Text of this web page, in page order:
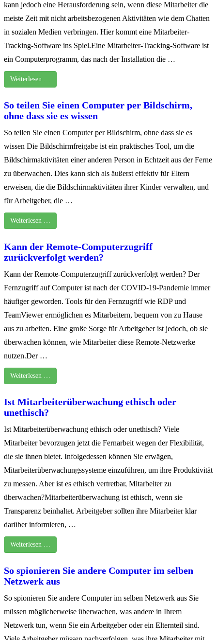
kann jedoch eine Herausforderung sein, wenn diese Mitarbeiter die
meiste Zeit mit nicht arbeitsbezogenen Aktivitäten wie dem Chatten
in sozialen Medien verbringen. Hier kommt eine Mitarbeiter-
Tracking-Software ins Spiel.Eine Mitarbeiter-Tracking-Software ist
ein Computerprogramm, das nach der Installation die …
Weiterlesen …
So teilen Sie einen Computer per Bildschirm,
ohne dass sie es wissen
So teilen Sie einen Computer per Bildschirm, ohne dass sie es
wissen Die Bildschirmfreigabe ist ein praktisches Tool, um die
Bildschirmaktivitäten einer anderen Person in Echtzeit aus der Ferne
zu überwachen. Dies kann sich als äußerst effektiv für Eltern
erweisen, die die Bildschirmaktivitäten ihrer Kinder verwalten, und
für Arbeitgeber, die …
Weiterlesen …
Kann der Remote-Computerzugriff
zurückverfolgt werden?
Kann der Remote-Computerzugriff zurückverfolgt werden? Der
Fernzugriff auf Computer ist nach der COVID-19-Pandemie immer
häufiger geworden. Tools für den Fernzugriff wie RDP und
TeamViewer ermöglichen es Mitarbeitern, bequem von zu Hause
aus zu arbeiten. Eine große Sorge für Arbeitgeber ist jedoch, ob sie
überwachen können, wie Mitarbeiter diese Remote-Netzwerke
nutzen.Der …
Weiterlesen …
Ist Mitarbeiterüberwachung ethisch oder
unethisch?
Ist Mitarbeiterüberwachung ethisch oder unethisch? Viele
Mitarbeiter bevorzugen jetzt die Fernarbeit wegen der Flexibilität,
die sie ihnen bietet. Infolgedessen können Sie erwägen,
Mitarbeiterüberwachungssysteme einzuführen, um ihre Produktivität
zu messen. Aber ist es ethisch vertretbar, Mitarbeiter zu
überwachen?Mitarbeiterüberwachung ist ethisch, wenn sie
Transparenz beinhaltet. Arbeitgeber sollten ihre Mitarbeiter klar
darüber informieren, …
Weiterlesen …
So spionieren Sie andere Computer im selben
Netzwerk aus
So spionieren Sie andere Computer im selben Netzwerk aus Sie
müssen möglicherweise überwachen, was andere in Ihrem
Netzwerk tun, wenn Sie ein Arbeitgeber oder ein Elternteil sind.